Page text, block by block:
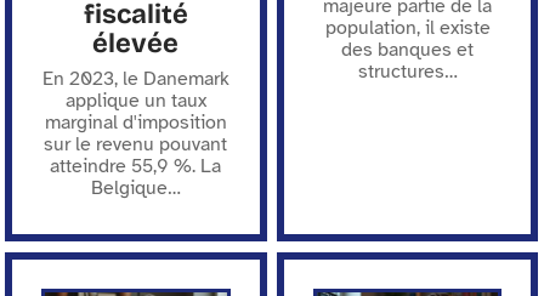
fiscalité
élevée
En 2023, le Danemark
applique un taux
marginal d'imposition
sur le revenu pouvant
atteindre 55,9 %. La
Belgique…
majeure partie de la
population, il existe
des banques et
structures…